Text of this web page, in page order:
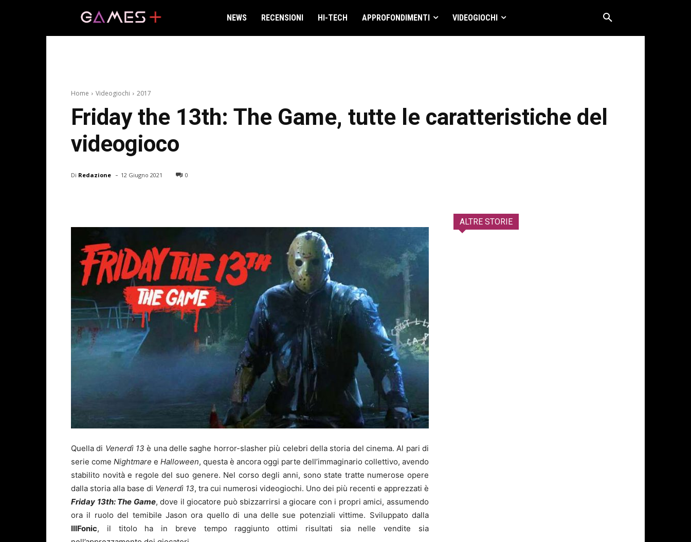
NEWS RECENSIONI HI-TECH APPROFONDIMENTI VIDEOGIOCHI
Home Videogiochi 2017
Friday the 13th: The Game, tutte le caratteristiche del
videogioco
Di Redazione - 12 Giugno 2021 0
Quella di Venerdì 13è una delle saghe horror-slasher più celebri della storia del cinema. Al pari di
serie come Nightmare e Halloween, questa è ancora oggi parte dell’immaginario collettivo, avendo
stabilito novità e regole del suo genere. Nel corso degli anni, sono state tratte numerose opere
dalla storia alla base di Venerdì 13, tra cui numerosi videogiochi. Uno dei più recenti e apprezzati è
Friday 13th: The Game, dove il giocatore può sbizzarrirsi a giocare con i propri amici, assumendo
ora il ruolo del temibile Jason ora quello di una delle sue potenziali vittime. Sviluppato dalla
IIIFonic, il titolo ha in breve tempo raggiunto ottimi risultati sia nelle vendite sia
ALTRE STORIE